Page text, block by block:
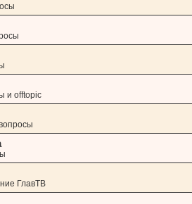
и offtopic
ГлавТВ